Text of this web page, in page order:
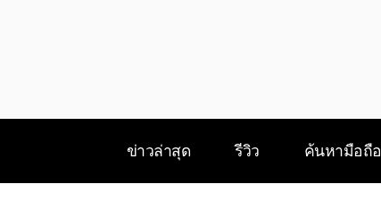
ข่าวล่าสุด รีวิว ค้นหามือถือ